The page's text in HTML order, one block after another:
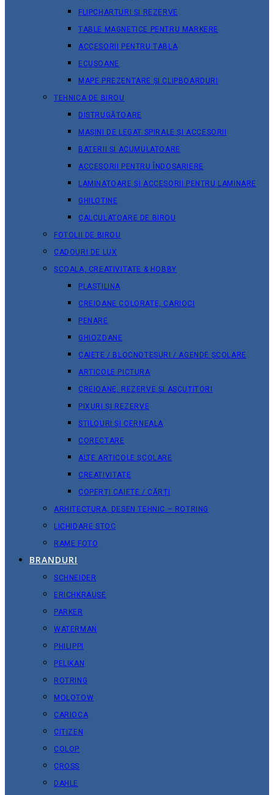
FLIPCHARTURI ȘI REZERVE
TABLE MAGNETICE PENTRU MARKERE
ACCESORII PENTRU TABLA
ECUSOANE
MAPE PREZENTARE ȘI CLIPBOARDURI
TEHNICA DE BIROU
DISTRUGĂTOARE
MAȘINI DE LEGAT SPIRALE ȘI ACCESORII
BATERII ȘI ACUMULATOARE
ACCESORII PENTRU ÎNDOSARIERE
LAMINATOARE ȘI ACCESORII PENTRU LAMINARE
GHILOTINE
CALCULATOARE DE BIROU
FOTOLII DE BIROU
CADOURI DE LUX
ȘCOALA, CREATIVITATE & HOBBY
PLASTILINA
CREIOANE COLORATE, CARIOCI
PENARE
GHIOZDANE
CAIETE / BLOCNOTESURI / AGENDE ȘCOLARE
ARTICOLE PICTURA
CREIOANE, REZERVE ȘI ASCUȚITORI
PIXURI ȘI REZERVE
STILOURI ȘI CERNEALA
CORECTARE
ALTE ARTICOLE ȘCOLARE
CREATIVITATE
COPERȚI CAIETE / CĂRȚI
ARHITECTURA, DESEN TEHNIC – ROTRING
LICHIDARE STOC
RAME FOTO
BRANDURI
SCHNEIDER
ERICHKRAUSE
PARKER
WATERMAN
PHILIPPI
PELIKAN
ROTRING
MOLOTOW
CARIOCA
CITIZEN
COLOP
CROSS
DAHLE